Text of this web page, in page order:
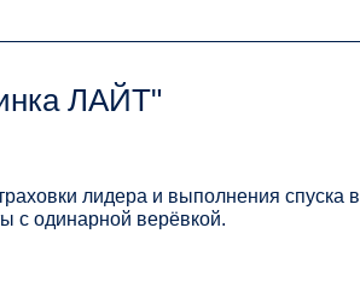
ЛАЙТ"
лидера и выполнения спуска в
с одинарной верёвкой.